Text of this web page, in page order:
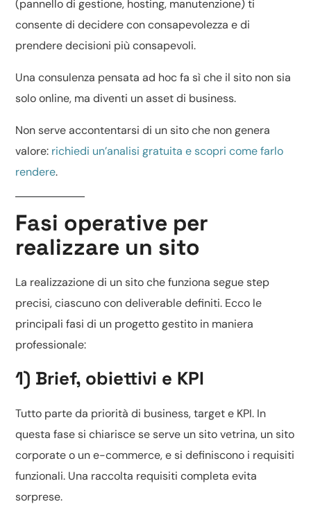
(pannello di gestione, hosting, manutenzione) ti
consente di decidere con consapevolezza e di
prendere decisioni più consapevoli.
Una consulenza pensata ad hoc fa sì che il sito non sia
solo online, ma diventi un asset di business.
Non serve accontentarsi di un sito che non genera
valore: richiedi un’analisi gratuita e scopri come farlo
rendere.
Fasi operative per
realizzare un sito
La realizzazione di un sito che funziona segue step
precisi, ciascuno con deliverable definiti. Ecco le
principali fasi di un progetto gestito in maniera
professionale:
1) Brief, obiettivi e KPI
Tutto parte da priorità di business, target e KPI. In
questa fase si chiarisce se serve unsito vetrina, un sito
corporate o une-commerce, e si definiscono i requisiti
funzionali. Una raccolta requisiti completa evita
sorprese.